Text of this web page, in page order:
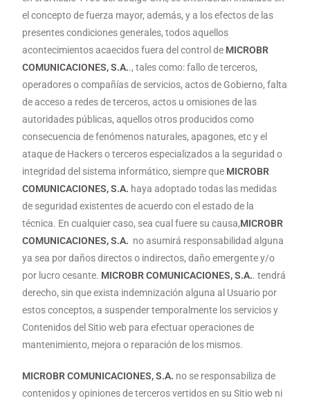
el concepto de fuerza mayor, además, y a los efectos de las
presentes condiciones generales, todos aquellos
acontecimientos acaecidos fuera del control de MICROBR
COMUNICACIONES, S.A.., tales como: fallo de terceros,
operadores o compañías de servicios, actos de Gobierno, falta
de acceso a redes de terceros, actos u omisiones de las
autoridades públicas, aquellos otros producidos como
consecuencia de fenómenos naturales, apagones, etc y el
ataque de Hackers o terceros especializados a la seguridad o
integridad del sistema informático, siempre que MICROBR
COMUNICACIONES, S.A. haya adoptado todas las medidas
de seguridad existentes de acuerdo con el estado de la
técnica. En cualquier caso, sea cual fuere su causa,MICROBR
COMUNICACIONES, S.A. no asumirá responsabilidad alguna
ya sea por daños directos o indirectos, daño emergente y/o
por lucro cesante. MICROBR COMUNICACIONES, S.A.. tendrá
derecho, sin que exista indemnización alguna al Usuario por
estos conceptos, a suspender temporalmente los servicios y
Contenidos del Sitio web para efectuar operaciones de
mantenimiento, mejora o reparación de los mismos.
MICROBR COMUNICACIONES, S.A. no se responsabiliza de
contenidos y opiniones de terceros vertidos en su Sitio web ni